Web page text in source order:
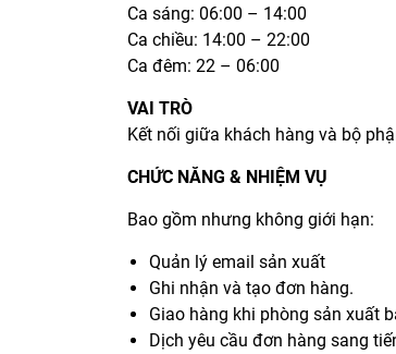
Ca sáng: 06:00 – 14:00
Ca chiều: 14:00 – 22:00
Ca đêm: 22 – 06:00
VAI TRÒ
Kết nối giữa khách hàng và bộ
CHỨC NĂNG & NHIỆM VỤ
Bao gồm nhưng không giới hạn:
Quản lý email sản xuất
Ghi nhận và tạo đơn hàng.
Giao hàng khi phòng sản xuất
Dịch yêu cầu đơn hàng sang